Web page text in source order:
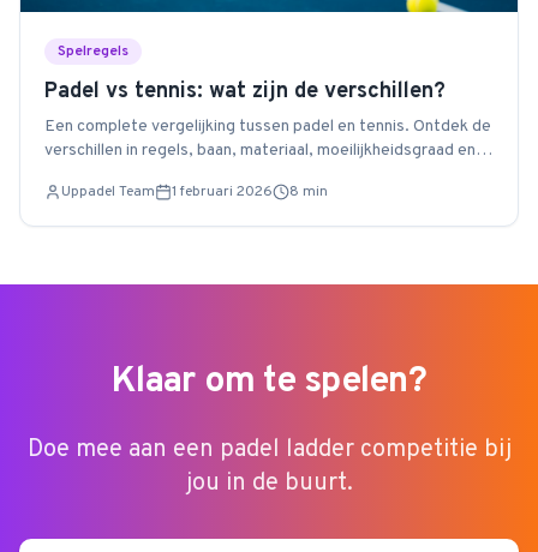
Spelregels
Padel vs tennis: wat zijn de verschillen?
Een complete vergelijking tussen padel en tennis. Ontdek de
verschillen in regels, baan, materiaal, moeilijkheidsgraad en
Uppadel Team 1 februari 2026 8 min
Klaar om te spelen?
Doe mee aan een padel ladder competitie bij
jou in de buurt.